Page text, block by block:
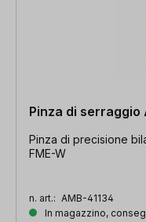
Pinza di serraggio
Pinza di precisione
FME-W
n. art.: AMB-41134
In magazzino,